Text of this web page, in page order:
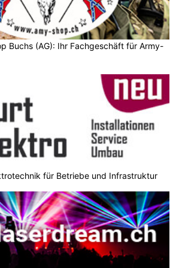
Buchs (AG): Ihr Fachgeschäft für Army-
für Betriebe und Infrastruktur